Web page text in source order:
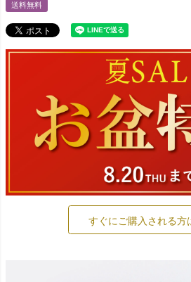
送料無料
すぐにご購入される方